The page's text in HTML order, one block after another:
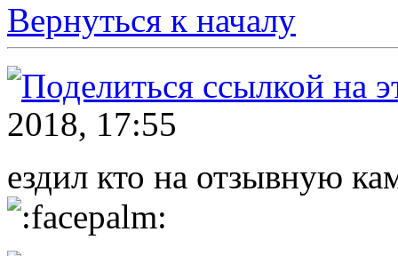
Вернуться к началу
2018, 17:55
ездил кто на отзывную